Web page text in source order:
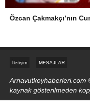
Özcan Çakmakçı’nın
İletişim MESAJLAR
Arnavutkoyhaberleri.com
kaynak gösterilmeden